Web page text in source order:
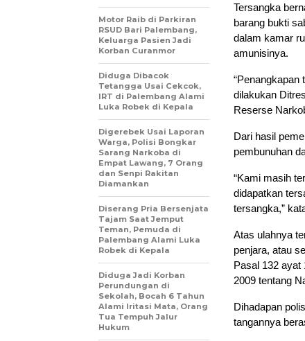
Tersangka
barang bukti
dalam kamar
amunisinya.
dilakukan
Reserse
Dari hasil
pembunuhan
“Kami masih
didapatkan
tersangka,”
Atas ulahnya
penjara, atau
Pasal 132 ayat
2009 tentang
Dihadapan
tangannya
Motor Raib di Parkiran
RSUD Bari Palembang,
Keluarga Pasien Jadi
Korban Curanmor
Diduga Dibacok
Tetangga Usai Cekcok,
IRT di Palembang Alami
Luka Robek di Kepala
Digerebek Usai Laporan
Warga, Polisi Bongkar
Sarang Narkoba di
Empat Lawang, 7 Orang
dan Senpi Rakitan
Diamankan
Diserang Pria Bersenjata
Tajam Saat Jemput
Teman, Pemuda di
Palembang Alami Luka
Robek di Kepala
Diduga Jadi Korban
Perundungan di
Sekolah, Bocah 6 Tahun
Alami Iritasi Mata, Orang
Tua Tempuh Jalur
Hukum